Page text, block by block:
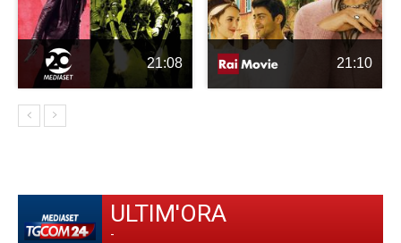
21:08 21:10
ULTIM'ORA
-